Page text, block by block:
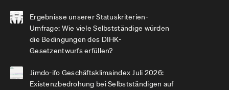
Ergebnisse unserer Statuskriterien-
Umfrage: Wie viele Selbstständige würden
die Bedingungen des DIHK-
Gesetzentwurfs erfüllen?
Jimdo-ifo Geschäftsklimaindex Juli 2026:
Existenzbedrohung bei Selbstständigen auf